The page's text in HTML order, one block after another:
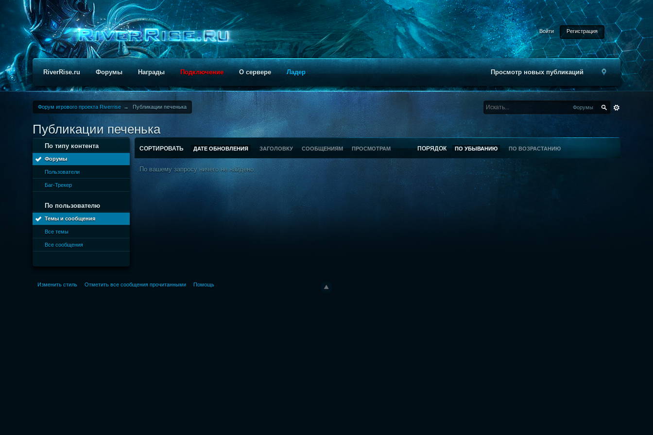
Войти Регистрация
Просмотр новых публикаций
RiverRise.ru Форумы Награды Подключение О сервере Ладер
Форум игрового проекта Riverrise → Публикации печенька Форумы
Публикации печенька
По типу контента
Форумы
Пользователи
Баг-Трекер
По пользователю
Темы и сообщения
Все темы
Все сообщения
СОРТИРОВАТЬ ДАТЕ ОБНОВЛЕНИЯ ЗАГОЛОВКУ СООБЩЕНИЯМ ПРОСМОТРАМ ПОРЯДОК ПО УБЫВАНИЮ ПО ВОЗРАСТАНИЮ
По вашему запросу ничего не найдено.
Изменить стиль Отметить все сообщения прочитанными Помощь